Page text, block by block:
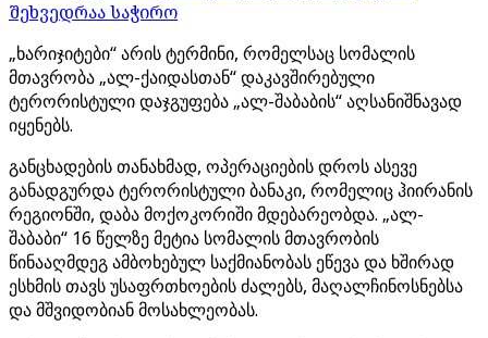
შეხვედრაა საჭირო
„ხარიჯიტები“ არის ტერმინი, რომელსაც სომალის
მთავრობა „ალ-ქაიდასთან“ დაკავშირებული
ტერორისტული დაჯგუფება „ალ-შაბაბის“ აღსანიშნავად
იყენებს.
განცხადების თანახმად, ოპერაციების დროს ასევე
განადგურდა ტერორისტული ბანაკი, რომელიც ჰიირანის
რეგიონში, დაბა მოქოკორიში მდებარეობდა. „ალ-
შაბაბი“ 16 წელზე მეტია სომალის მთავრობის
წინააღმდეგ ამბოხებულ საქმიანობას ეწევა და ხშირად
ესხმის თავს უსაფრთხოების ძალებს, მაღალჩინოსნებსა
და მშვიდობიან მოსახლეობას.